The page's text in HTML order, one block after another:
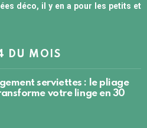
déco, il y en a pour les petits et
DU MOIS
serviettes : le pliage
votre linge en 30